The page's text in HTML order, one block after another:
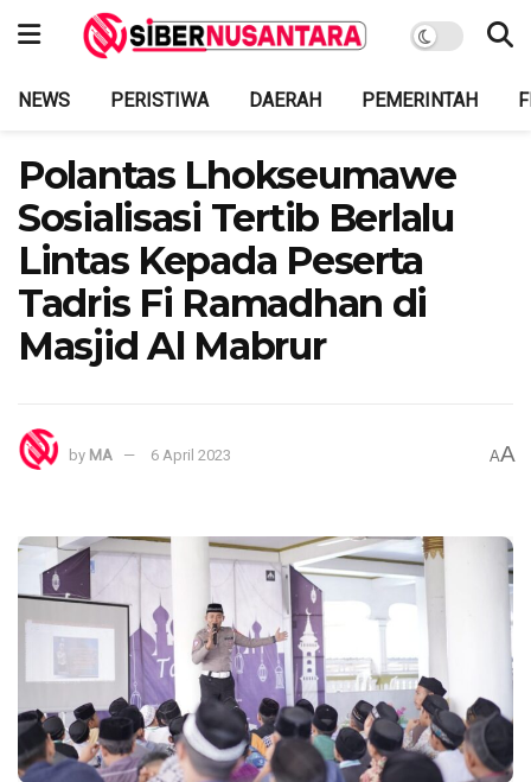
NEWS PERISTIWA DAERAH PEMERINTAH
Polantas Lhokseumawe
Sosialisasi Tertib Berlalu
Lintas Kepada Peserta
Tadris Fi Ramadhan di
Masjid Al Mabrur
by MA 6 April 2023 AA